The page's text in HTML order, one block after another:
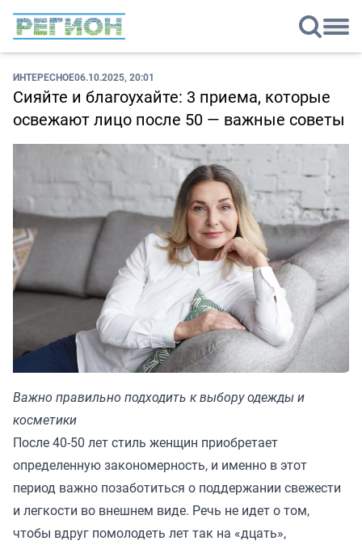
ИНТЕРЕСНОЕ06.10.2025, 20:01
Сияйте и благоухайте: 3 приема, которые
освежают лицо после 50 — важные советы
Важно правильно подходить к выбору одежды и
косметики
После 40-50 лет стиль женщин приобретает
определенную закономерность, и именно в этот
период важно позаботиться о поддержании свежести
и легкости во внешнем виде. Речь не идет о том,
чтобы вдруг помолодеть лет так на «дцать»,